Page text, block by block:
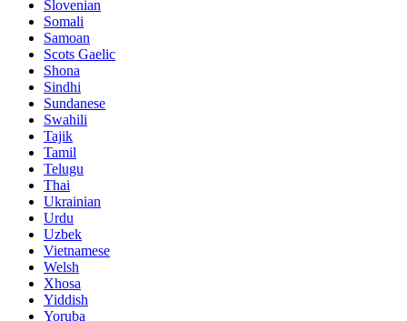
Slovenian
Somali
Samoan
Scots Gaelic
Shona
Sindhi
Sundanese
Swahili
Tajik
Tamil
Telugu
Thai
Ukrainian
Urdu
Uzbek
Vietnamese
Welsh
Xhosa
Yiddish
Yoruba